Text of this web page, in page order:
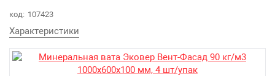
код: 107423
Характеристики
Возврат товара